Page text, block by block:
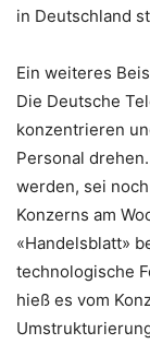
in Deutschland
Ein weiteres
Die Deutsche
konzentrieren
Personal
werden, sei
Konzerns am
«Handelsblatt»
technologische
hieß es vom